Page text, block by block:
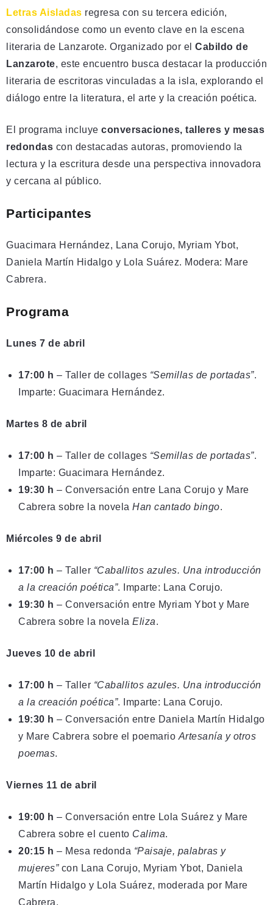
Letras Aisladas regresa con su tercera edición,
consolidándose como un evento clave en la escena
literaria de Lanzarote. Organizado por el Cabildo de
Lanzarote, este encuentro busca destacar la producción
literaria de escritoras vinculadas a la isla, explorando el
diálogo entre la literatura, el arte y la creación poética.
El programa incluye conversaciones, talleres y mesas
redondas con destacadas autoras, promoviendo la
lectura y la escritura desde una perspectiva innovadora
y cercana al público.
Participantes
Guacimara Hernández, Lana Corujo, Myriam Ybot,
Daniela Martín Hidalgo y Lola Suárez. Modera: Mare
Cabrera.
Programa
Lunes 7 de abril
17:00 h – Taller de collages “Semillas de portadas”.
Imparte: Guacimara Hernández.
Martes 8 de abril
17:00 h – Taller de collages “Semillas de portadas”.
Imparte: Guacimara Hernández.
19:30 h – Conversación entre Lana Corujo y Mare
Cabrera sobre la novela Han cantado bingo.
Miércoles 9 de abril
17:00 h – Taller “Caballitos azules. Una introducción
a la creación poética”. Imparte: Lana Corujo.
19:30 h – Conversación entre Myriam Ybot y Mare
Cabrera sobre la novela Eliza.
Jueves 10 de abril
17:00 h – Taller “Caballitos azules. Una introducción
a la creación poética”. Imparte: Lana Corujo.
19:30 h – Conversación entre Daniela Martín Hidalgo
y Mare Cabrera sobre el poemario Artesanía y otros
poemas.
Viernes 11 de abril
19:00 h – Conversación entre Lola Suárez y Mare
Cabrera sobre el cuento Calima.
20:15 h – Mesa redonda “Paisaje, palabras y
mujeres”con Lana Corujo, Myriam Ybot, Daniela
Martín Hidalgo y Lola Suárez, moderada por Mare
Cabrera.